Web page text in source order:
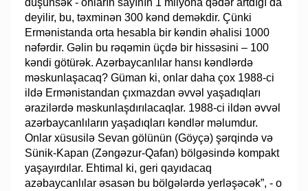
deyilir, bu, təxminən 300 kənd deməkdir. Çünki
Ermənistanda orta hesabla bir kəndin əhalisi 1000
nəfərdir. Gəlin bu rəqəmin üçdə bir hissəsini – 100
kəndi götürək. Azərbaycanlılar hansı kəndlərdə
məskunlaşacaq? Güman ki, onlar daha çox 1988-ci
ildə Ermənistandan çıxmazdan əvvəl yaşadıqları
ərazilərdə məskunlaşdırılacaqlar. 1988-ci ildən əvvəl
azərbaycanlıların yaşadıqları kəndlər məlumdur.
Onlar xüsusilə Sevan gölünün (Göyçə) şərqində və
Sünik-Kapan (Zəngəzur-Qafan) bölgəsində kompakt
yaşayırdılar. Ehtimal ki, geri qayıdacaq
azəbaycanlılar əsasən bu bölgələrdə yerləşəcək”, - o